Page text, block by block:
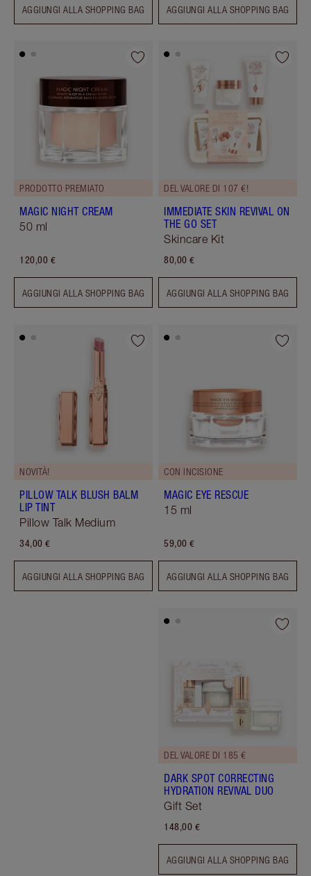
AGGIUNGI ALLA SHOPPING BAG AGGIUNGI ALLA SHOPPING BAG
PRODOTTO PREMIATO
MAGIC NIGHT CREAM
50 ml
120,00 €
AGGIUNGI ALLA SHOPPING BAG
DEL VALORE DI 107 €!
IMMEDIATE SKIN REVIVAL ON
THE GO SET
Skincare Kit
80,00 €
AGGIUNGI ALLA SHOPPING BAG
NOVITÀ!
PILLOW TALK BLUSH BALM
LIP TINT
Pillow Talk Medium
34,00 €
AGGIUNGI ALLA SHOPPING BAG
CON INCISIONE
MAGIC EYE RESCUE
15 ml
59,00 €
AGGIUNGI ALLA SHOPPING BAG
DEL VALORE DI 185 €
DARK SPOT CORRECTING
HYDRATION REVIVAL DUO
Gift Set
148,00 €
AGGIUNGI ALLA SHOPPING BAG